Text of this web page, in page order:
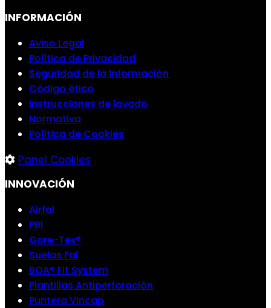
INFORMACIÓN
Aviso Legal
Política de Privacidad
Seguridad de la Información
Código ético
Instrucciones de lavado
Normativa
Política de Cookies
Panel Cookies
INNOVACIÓN
Airfal
PBI
Gore-Tex®
Suelas Fal
BOA® Fit System
Plantillas Antiperforación
Puntera Vincap